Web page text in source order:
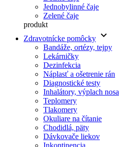
Jednobylinné čaje
Zelené čaje
produkt
Zdravotnícke pomôcky keyboard_arrow_down
Bandáže, ortézy, tejpy
Lekárničky
Dezinfekcia
Náplasť a ošetrenie rán
Diagnostické testy
Inhalátory, výplach nosa
Teplomery
Tlakomery
Okuliare na čítanie
Chodidlá, päty
Dávkovače liekov
Inkontinencia